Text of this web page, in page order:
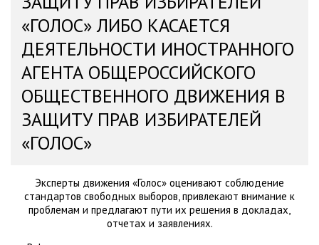
«ГОЛОС» ЛИБО КАСАЕТСЯ
ДЕЯТЕЛЬНОСТИ ИНОСТРАННОГО
АГЕНТА ОБЩЕРОССИЙСКОГО
ОБЩЕСТВЕННОГО ДВИЖЕНИЯ В
ЗАЩИТУ ПРАВ ИЗБИРАТЕЛЕЙ
«ГОЛОС»
Эксперты движения «Голос» оценивают соблюдение
стандартов свободных выборов, привлекают внимание к
проблемам и предлагают пути их решения в докладах,
отчетах и заявлениях.